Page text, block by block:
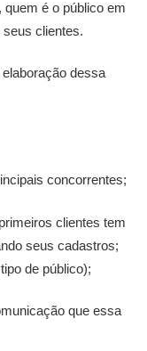
é o público em
clientes.
dessa
concorrentes;
clientes tem
seus cadastros;
de público);
que essa